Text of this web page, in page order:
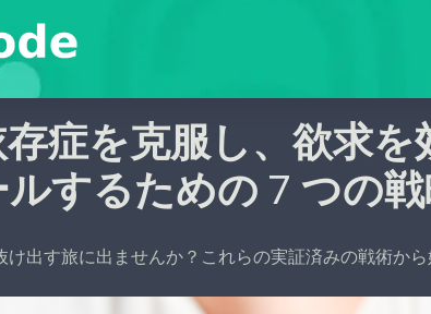
症を克服し、欲求を
ルするための 7 つの
け出す旅に出ませんか？これらの実証済みの戦術から